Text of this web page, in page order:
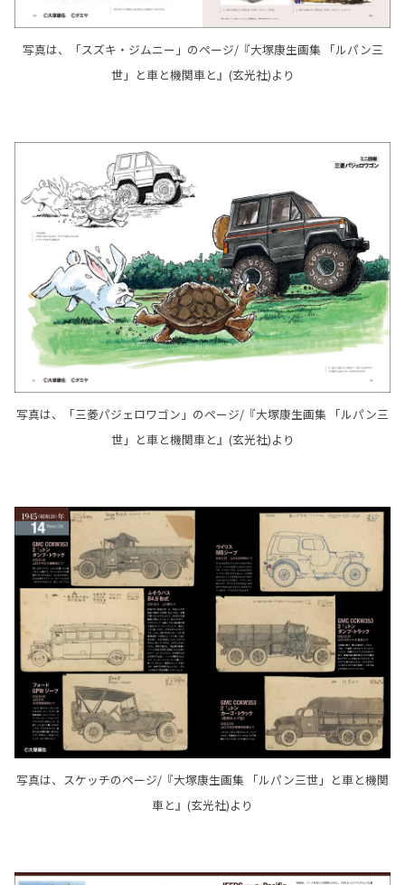
写真は、「スズキ・ジムニー」のページ/『大塚康生画集 「ルパン三
世」と車と機関車と』(玄光社)より
写真は、「三菱パジェロワゴン」のページ/『大塚康生画集 「ルパン三
世」と車と機関車と』(玄光社)より
写真は、スケッチのページ/『大塚康生画集 「ルパン三世」と車と機関
車と』(玄光社)より